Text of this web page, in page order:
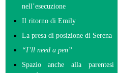
nell’esecuzione
Il ritorno di Emily
La presa di posizione di Serena
“I’ll need a pen”
Spazio anche alla parentesi